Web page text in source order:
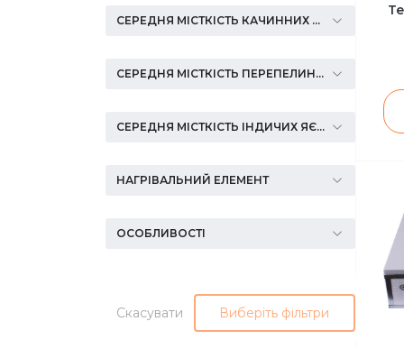
СЕРЕДНЯ МІСТКІСТЬ КАЧИННИХ ЯЄЦЬ
СЕРЕДНЯ МІСТКІСТЬ ПЕРЕПЕЛИНИХ ЯЄЦЬ
СЕРЕДНЯ МІСТКІСТЬ ІНДИЧИХ ЯЄЦЬ
НАГРІВАЛЬНИЙ ЕЛЕМЕНТ
ОСОБЛИВОСТІ
Скасувати Виберіть фільтри